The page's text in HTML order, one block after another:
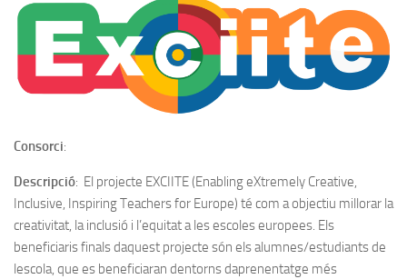
Consorci:
Descripció: El projecte EXCIITE (Enabling eXtremely Creative,
Inclusive, Inspiring Teachers for Europe) té com a objectiu millorar la
creativitat, la inclusió i l’equitat a les escoles europees. Els
beneficiaris finals daquest projecte són els alumnes/estudiants de
lescola, que es beneficiaran dentorns daprenentatge més